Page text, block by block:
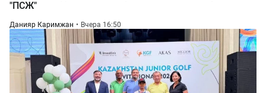
"ПСЖ"
Данияр Каримжан Вчера 16:50